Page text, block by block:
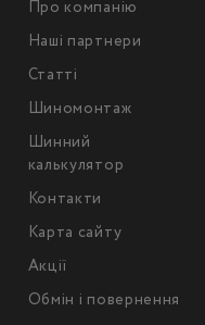
Про компанію
Наші партнери
Статті
Шиномонтаж
Шинний
калькулятор
Контакти
Карта сайту
Акції
Обмін і повернення